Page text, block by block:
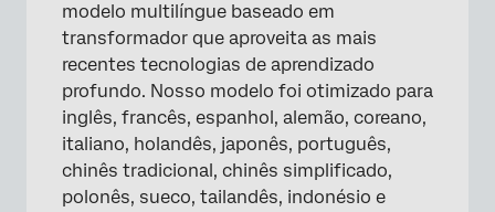
modelo multilíngue baseado em
transformador que aproveita as mais
recentes tecnologias de aprendizado
profundo. Nosso modelo foi otimizado para
inglês, francês, espanhol, alemão, coreano,
italiano, holandês, japonês, português,
chinês tradicional, chinês simplificado,
polonês, sueco, tailandês, indonésio e